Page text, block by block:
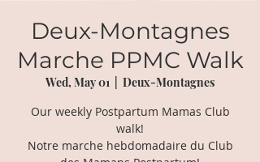
Deux-Montagnes
Marche PPMC Walk
Wed, May 01
Deux-Montagnes
Our weekly Postpartum Mamas Club
walk!
Notre marche hebdomadaire du Club